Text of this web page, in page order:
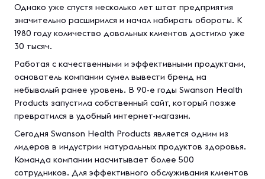
Однако уже спустя несколько лет штат предприятия
значительно расширился и начал набирать обороты. К
1980 году количество довольных клиентов достигло уже
30 тысяч.
Работая с качественными и эффективными продуктами,
основатель компании сумел вывести бренд на
небывалый ранее уровень. В 90-е годы Swanson Health
Products запустила собственный сайт, который позже
превратился в удобный интернет-магазин.
Сегодня Swanson Health Products является одним из
лидеров в индустрии натуральных продуктов здоровья.
Команда компании насчитывает более 500
сотрудников. Для эффективного обслуживания клиентов